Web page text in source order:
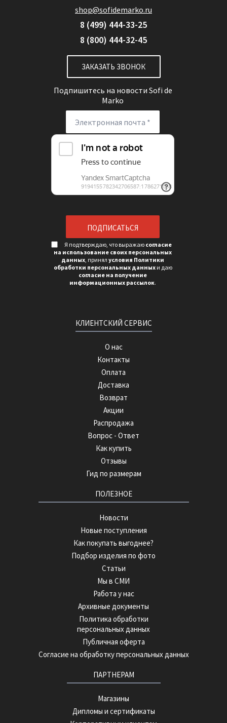
КЛИЕНТСКИЙ СЕРВИС
О нас
Контакты
Оплата
Доставка
Возврат
Акции
Распродажа
Вопрос - Ответ
Как купить
Отзывы
Гид по размерам
ПОЛЕЗНОЕ
Новости
Новые поступления
Как покупать выгоднее?
Подбор изделия по фото
Статьи
Мы в СМИ
Работа у нас
Архивные документы
Политика обработки
персональных данных
Публичная оферта
Согласие на обработку персональных данных
ПАРТНЕРАМ
Магазины
Дипломы и сертификаты
shop@sofidemarko.ru
8 (499) 444-33-25
8 (800) 444-32-45
ЗАКАЗАТЬ ЗВОНОК
Подпишитесь на новости Sofi de
Marko
Я подтверждаю, что выражаю согласие
на использование своих персональных
данных, принял условия Политики
обработки персональных данныхи даю
согласие на получение
информационных рассылок.